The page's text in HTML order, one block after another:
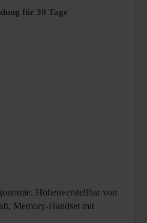
für 30 Tage
Höhenverstellbar von
Memory-Handset mit